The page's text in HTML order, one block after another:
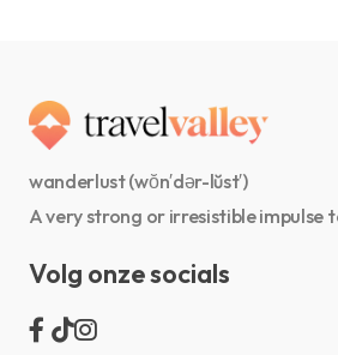
wanderlust (wŏn′dər-lŭst′)
A very strong or irresistible impulse
Volg onze socials